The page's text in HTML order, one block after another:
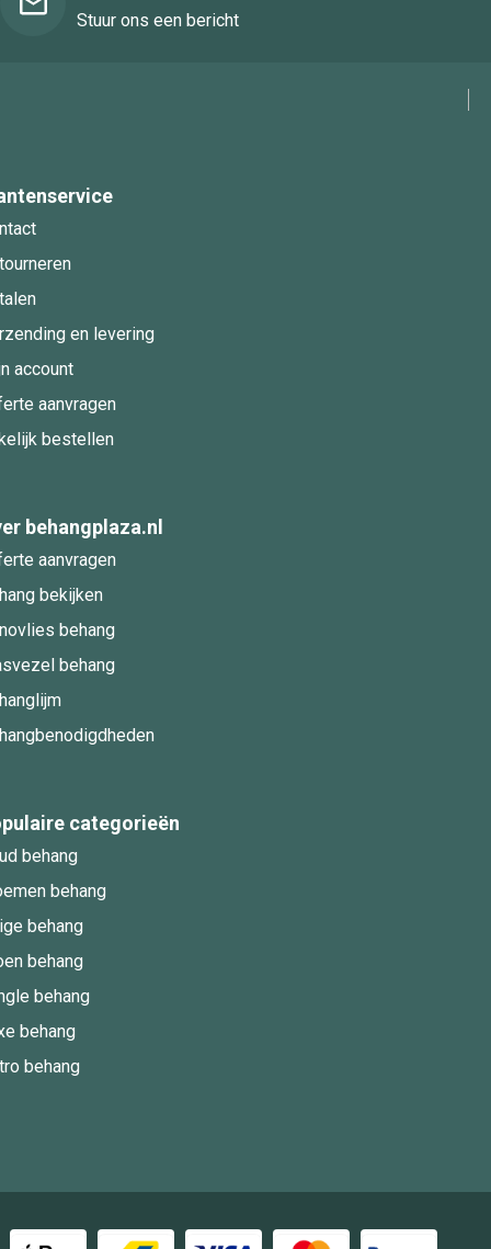
Stuur ons een bericht
en levering
account
aanvragen
bestellen
behangplaza.nl
aanvragen
bekijken
behang
behang
categorieën
behang
behang
behang
behang
behang
behang
behang